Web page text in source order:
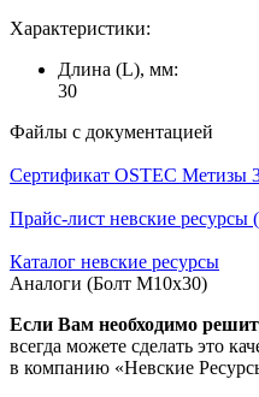
Характеристики:
Длина (L), мм:
30
Файлы с документацией
Сертификат OSTEC Метизы
Прайс-лист невские ресурсы
Каталог невские ресурсы
Аналоги (Болт М10х30)
Если Вам необходимо
всегда можете сделать это
в компанию «Невские